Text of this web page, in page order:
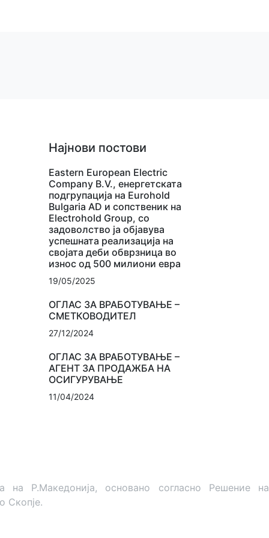
Најнови постови
Eastern European Electric
Company B.V., енергетската
подгрупација на Eurohold
Bulgaria AD и сопственик на
Electrohold Group, со
задоволство ја објавува
успешната реализација на
својата деби обврзница во
износ од 500 милиони евра
19/05/2025
ОГЛАС ЗА ВРАБОТУВАЊЕ –
СМЕТКОВОДИТЕЛ
27/12/2024
ОГЛАС ЗА ВРАБОТУВАЊЕ –
АГЕНТ ЗА ПРОДАЖБА НА
ОСИГУРУВАЊЕ
11/04/2024
Р.Македонија, основано согласно Решение на
Скопје.